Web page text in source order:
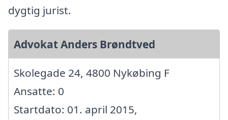
dygtig jurist.
Advokat Anders Brøndtved
Skolegade 24, 4800 Nykøbing F
Ansatte: 0
Startdato: 01. april 2015,